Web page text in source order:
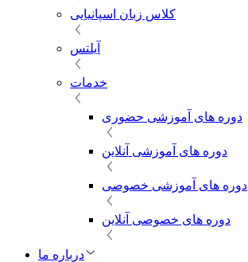
کلاس زبان اسپانیایی
آیلتس
خدمات
دوره های آموزشی حضوری
دوره های آموزشی آنلاین
دوره های آموزشی خصوصی
دوره های خصوصی آنلاین
درباره ما